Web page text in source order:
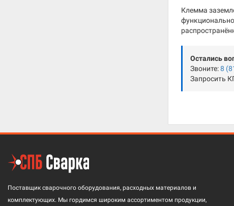
Клемма
Остались
Звоните:8
Запросить
Поставщик сварочного оборудования, расходных материалов и
комплектующих. Мы гордимся широким ассортиментом продукции,